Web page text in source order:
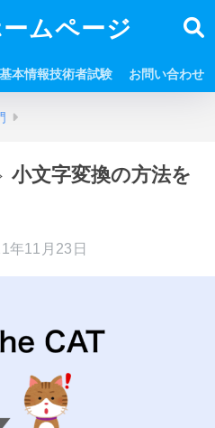
ムページ
基本情報技術者試験 お問い合わせ
文字変換の方法を
年11月23日